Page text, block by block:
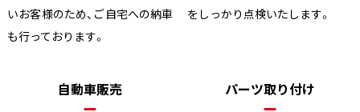
いお客様のため、ご自宅への納車
も行っております。
をしっかり点検いたします。
自動車販売 パーツ取り付け